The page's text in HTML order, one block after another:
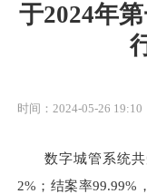
于2024年
时间：2024-05-26 19:10
数字城管系统
2%；结案率99.99%